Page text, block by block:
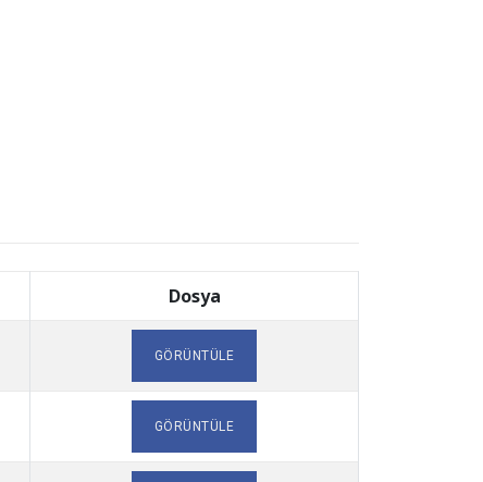
Dosya
GÖRÜNTÜLE
GÖRÜNTÜLE